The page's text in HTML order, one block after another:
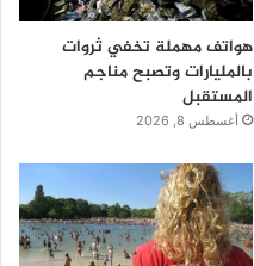
هواتف مهملة تخفي ثروات
بالمليارات وتصبح مناجم
المستقبل
أغسطس 8, 2026